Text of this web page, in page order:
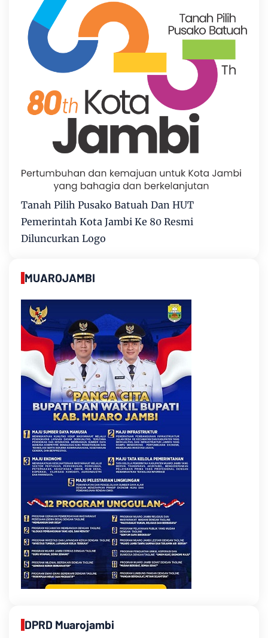
Tanah Pilih Pusako Batuah Dan HUT
Pemerintah Kota Jambi Ke 80 Resmi
Diluncurkan Logo
MUAROJAMBI
DPRD Muarojambi